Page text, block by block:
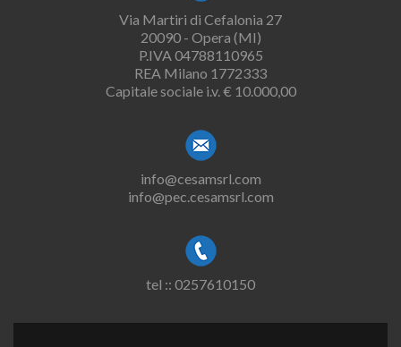
Via Martiri di Cefalonia 27
20090 - Opera (MI)
P.IVA 04788110965
REA Milano 1772333
Capitale sociale i.v. € 10.000,00
info@cesamsrl.com
info@pec.cesamsrl.com
tel :: 0257610150